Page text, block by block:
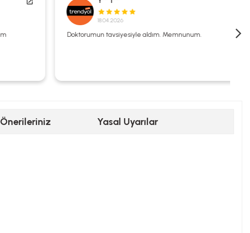
18.04.2026
Doktorumun tavsiyesiyle aldım. Memnunum.
Önerileriniz Yasal Uyarılar